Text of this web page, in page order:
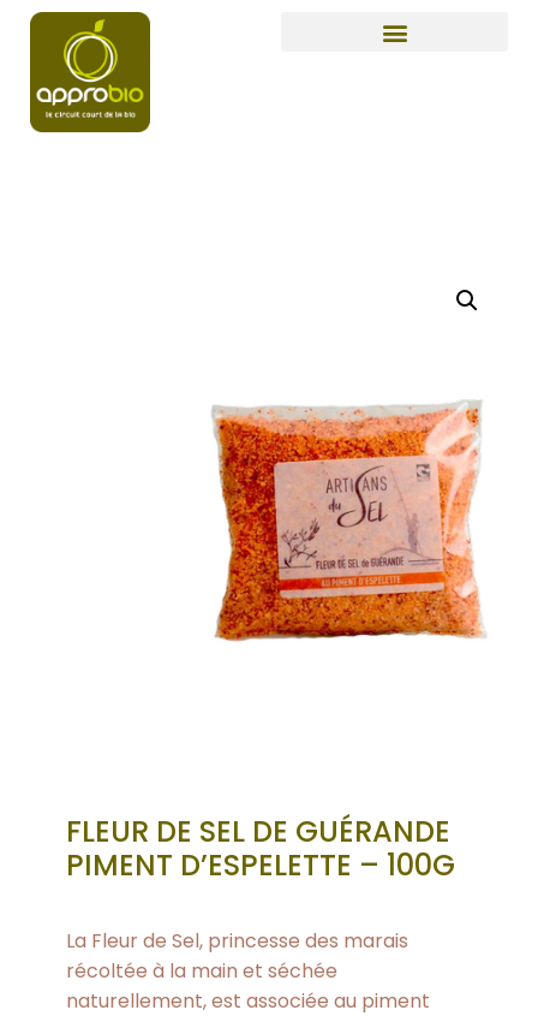
FLEUR DE SEL DE GUÉRANDE
PIMENT D’ESPELETTE – 100G
La Fleur de Sel, princesse des marais
récoltée à la main et séchée
naturellement, est associée au piment